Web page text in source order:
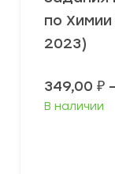
по
2023)
349,00 ₽
В наличии